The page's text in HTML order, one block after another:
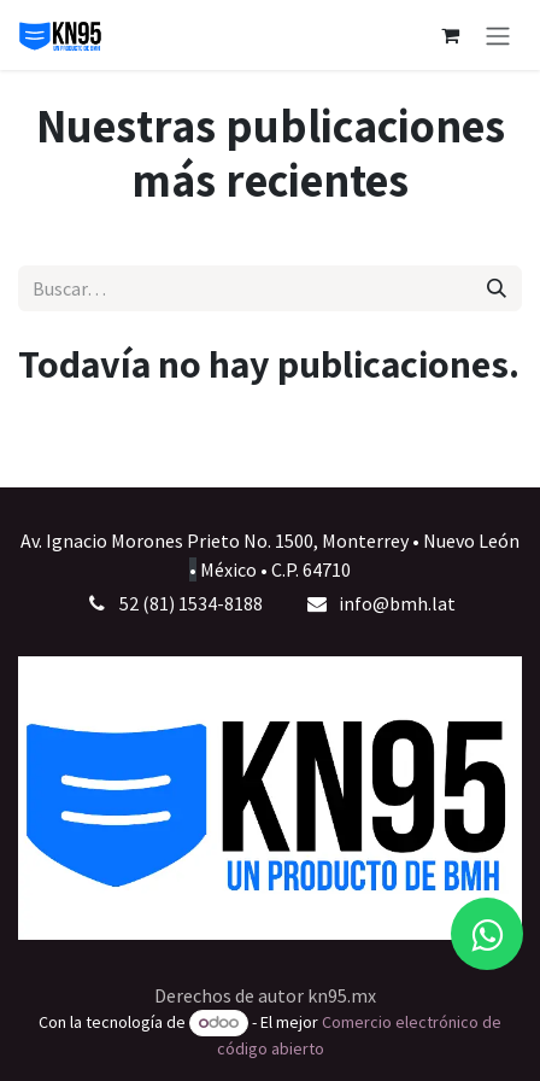
Nuestras publicaciones
más recientes
Todavía no hay publicaciones.
Av. Ignacio Morones Prieto No. 1500, Monterrey • Nuevo León
• México • C.P. 64710
52 (81) 1534-8188
info@bmh.lat
Derechos de autor kn95.mx
Con la tecnología de - El mejorComercio electrónico de
código abierto